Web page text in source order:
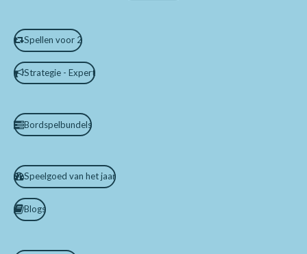
Spellen voor 2
Strategie - Expert
Bordspelbundels
Speelgoed van het jaar
Blogs